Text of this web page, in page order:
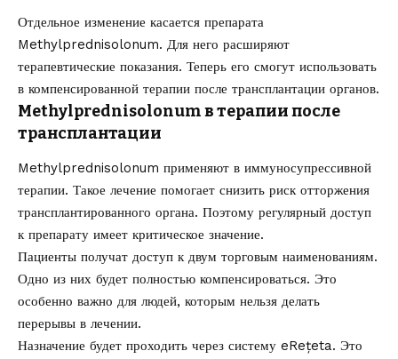
Отдельное изменение касается препарата
Methylprednisolonum. Для него расширяют
терапевтические показания. Теперь его смогут использовать
в компенсированной терапии после трансплантации органов.
Methylprednisolonum в терапии после
трансплантации
Methylprednisolonum применяют в иммуносупрессивной
терапии. Такое лечение помогает снизить риск отторжения
трансплантированного органа. Поэтому регулярный доступ
к препарату имеет критическое значение.
Пациенты получат доступ к двум торговым наименованиям.
Одно из них будет полностью компенсироваться. Это
особенно важно для людей, которым нельзя делать
перерывы в лечении.
Назначение будет проходить через систему eRețeta. Это